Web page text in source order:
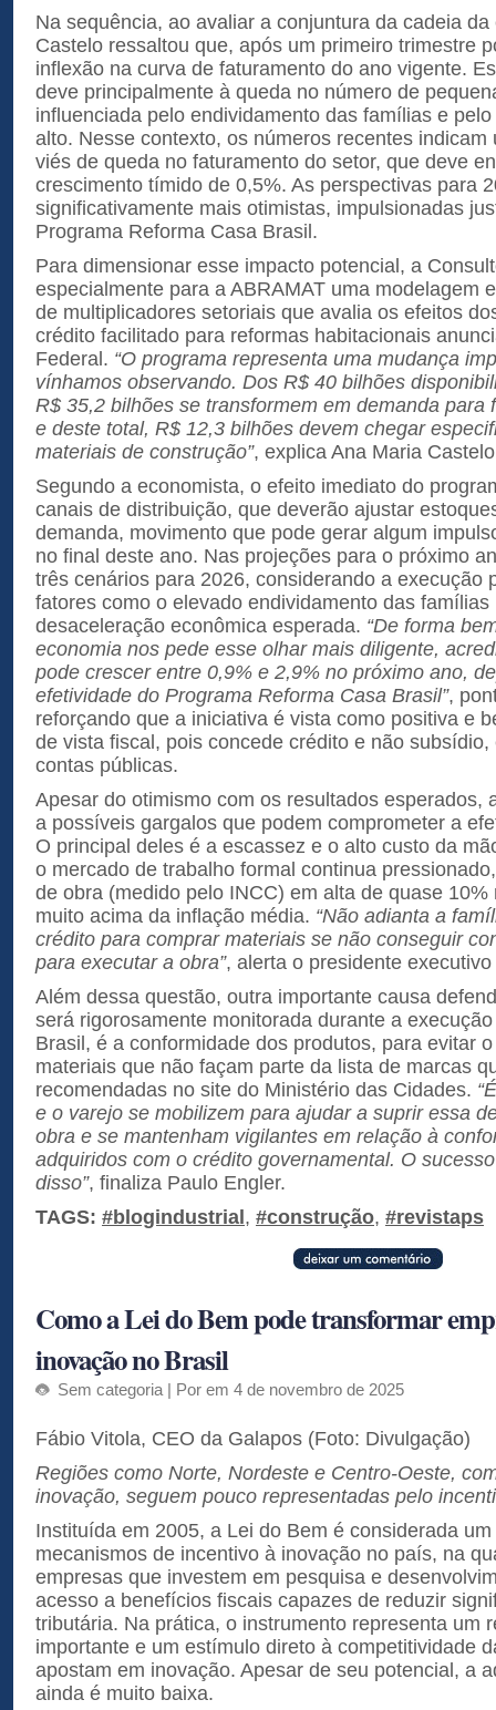
Na sequência, ao avaliar a conjuntura da cadeia
Castelo ressaltou que, após um primeiro trimestre
inflexão na curva de faturamento do ano vigente.
deve principalmente à queda no número de
influenciada pelo endividamento das famílias e
alto. Nesse contexto, os números recentes indicam
viés de queda no faturamento do setor, que deve
crescimento tímido de 0,5%. As perspectivas para
significativamente mais otimistas, impulsionadas
Programa Reforma Casa Brasil.
Para dimensionar esse impacto potencial, a
especialmente para a ABRAMAT uma modelagem
de multiplicadores setoriais que avalia os efeitos
crédito facilitado para reformas habitacionais
Federal. “O programa representa uma mudança
vínhamos observando. Dos R$ 40 bilhões
R$ 35,2 bilhões se transformem em demanda para
e deste total, R$ 12,3 bilhões devem chegar
materiais de construção”, explica Ana Maria
Segundo a economista, o efeito imediato do
canais de distribuição, que deverão ajustar
demanda, movimento que pode gerar algum
no final deste ano. Nas projeções para o próximo
três cenários para 2026, considerando a execução
fatores como o elevado endividamento das famílias
desaceleração econômica esperada. “De forma
economia nos pede esse olhar mais diligente,
pode crescer entre 0,9% e 2,9% no próximo ano,
efetividade do Programa Reforma Casa Brasil”,
reforçando que a iniciativa é vista como positiva e
de vista fiscal, pois concede crédito e não
contas públicas.
Apesar do otimismo com os resultados esperados,
a possíveis gargalos que podem comprometer a
O principal deles é a escassez e o alto custo da
o mercado de trabalho formal continua
de obra (medido pelo INCC) em alta de quase
muito acima da inflação média. “Não adianta a
crédito para comprar materiais se não conseguir
para executar a obra”, alerta o presidente executivo
Além dessa questão, outra importante causa
será rigorosamente monitorada durante a
Brasil, é a conformidade dos produtos, para evitar
materiais que não façam parte da lista de marcas
recomendadas no site do Ministério das Cidades.
e o varejo se mobilizem para ajudar a suprir essa
obra e se mantenham vigilantes em relação à
adquiridos com o crédito governamental. O
disso”, finaliza Paulo Engler.
TAGS: #blogindustrial , #construção, #revistaps
Como a Lei do Bem pode transformar
inovação no Brasil
Sem categoria | Por em 4 de novembro de 2025
Fábio Vitola, CEO da Galapos (Foto: Divulgação)
Regiões como Norte, Nordeste e Centro-Oeste,
inovação, seguem pouco representadas pelo
Instituída em 2005, a Lei do Bem é considerada
mecanismos de incentivo à inovação no país, na
empresas que investem em pesquisa e
acesso a benefícios fiscais capazes de reduzir
tributária. Na prática, o instrumento representa um
importante e um estímulo direto à competitividade
apostam em inovação. Apesar de seu potencial, a
ainda é muito baixa.